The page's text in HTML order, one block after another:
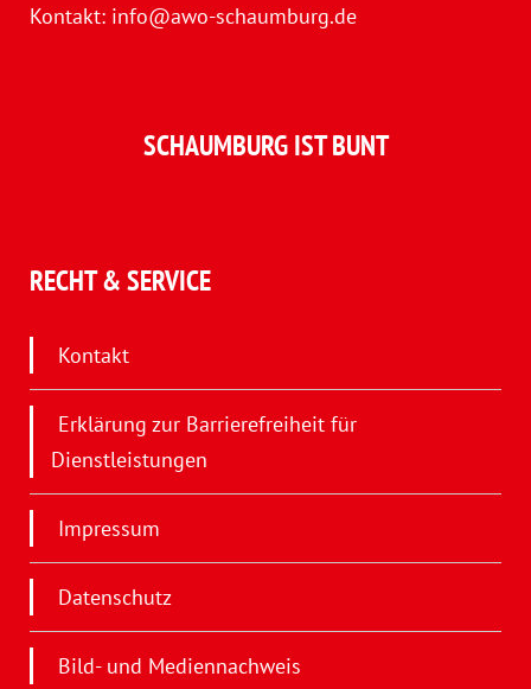
Kontakt: info@awo-schaumburg.de
SCHAUMBURG IST BUNT
RECHT & SERVICE
Kontakt
Erklärung zur Barrierefreiheit für
Dienstleistungen
Impressum
Datenschutz
Bild- und Mediennachweis